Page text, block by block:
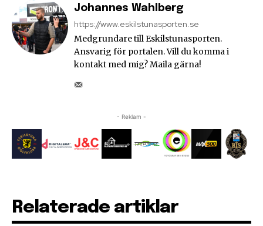
Johannes Wahlberg
https://www.eskilstunasporten.se
Medgrundare till Eskilstunasporten.
Ansvarig för portalen. Vill du komma i
kontakt med mig? Maila gärna!
- Reklam -
Relaterade artiklar